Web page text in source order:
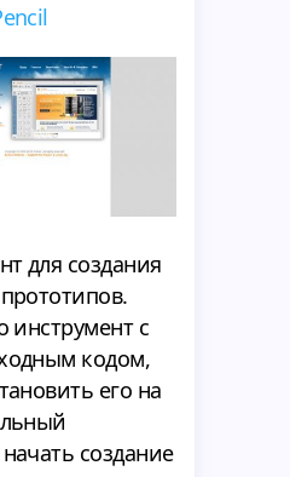
для создания
инструмент с
кодом,
его на
создание